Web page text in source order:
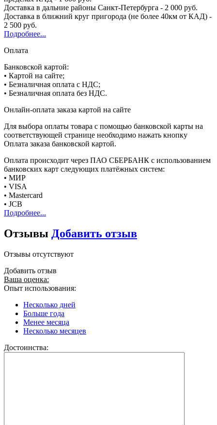
Доставка в дальние районы Санкт-Петербурга - 2 000 руб.
Доставка в ближний круг пригорода (не более 40км от КАД) -
2 500 руб.
Подробнее...
Оплата
Банковской картой:
• Картой на сайте;
• Безналичная оплата с НДС;
• Безналичная оплата без НДС.
Онлайн-оплата заказа картой на сайте
Для выбора оплаты товара с помощью банковской карты на
соответствующей странице необходимо нажать кнопку
Оплата заказа банковской картой.
Оплата происходит через ПАО СБЕРБАНК с использованием
банковских карт следующих платёжных систем:
• МИР
• VISA
• Mastercard
• JCB
Подробнее...
Отзывы Добавить отзыв
Отзывы отсутствуют
Добавить отзыв
Ваша оценка:
Опыт использования:
Несколько дней
Больше года
Менее месяца
Несколько месяцев
Достоинства: